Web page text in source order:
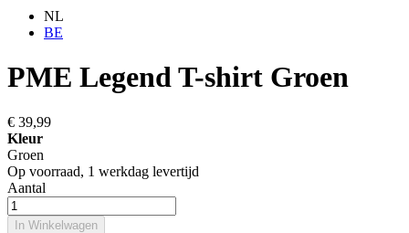
NL
BE
PME Legend T-shirt Groen
€ 39,99
Kleur
Groen
Op voorraad, 1 werkdag levertijd
Aantal
In Winkelwagen